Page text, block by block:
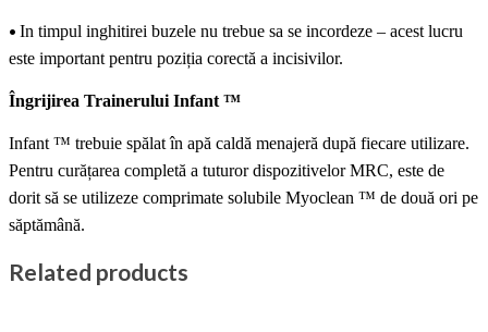
• In timpul inghitirei buzele nu trebue sa se incordeze – acest lucru
este important pentru poziția corectă a incisivilor.
Îngrijirea Trainerului Infant ™
Infant ™ trebuie spălat în apă caldă menajeră după fiecare utilizare.
Pentru curățarea completă a tuturor dispozitivelor MRC, este de
dorit să se utilizeze comprimate solubile Myoclean ™ de două ori pe
săptămână.
Related products